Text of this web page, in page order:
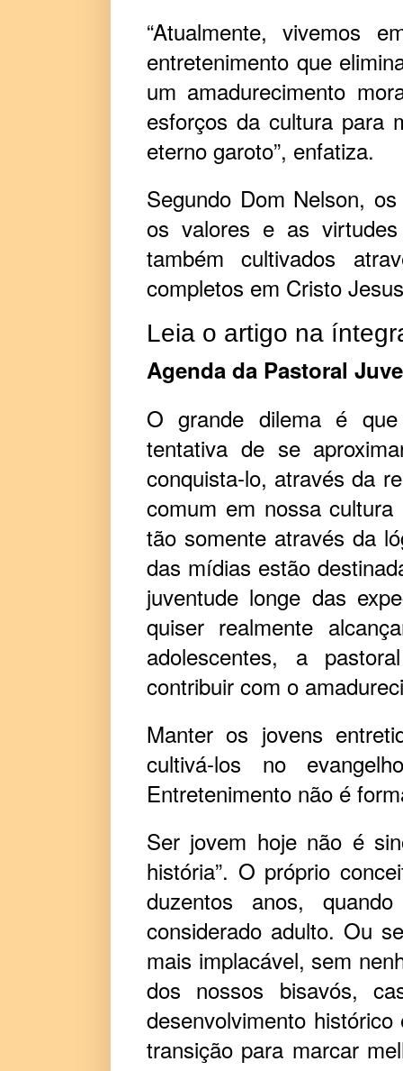
“Atualmente, vivemos
entretenimento que
um amadurecimento
esforços da cultura para
eterno garoto”, enfatiza.
Segundo Dom Nelson,
os valores e as
também cultivados
completos em Cristo
Leia o artigo na
Agenda da Pastoral
O grande dilema é
tentativa de se
conquista-lo, através da
comum em nossa
tão somente através da
das mídias estão
juventude longe das
quiser realmente
adolescentes, a
contribuir com o
Manter os jovens
cultivá-los no
Entretenimento não é
Ser jovem hoje não é
história”. O próprio
duzentos anos,
considerado adulto. Ou
mais implacável, sem
dos nossos bisavós,
desenvolvimento
transição para marcar